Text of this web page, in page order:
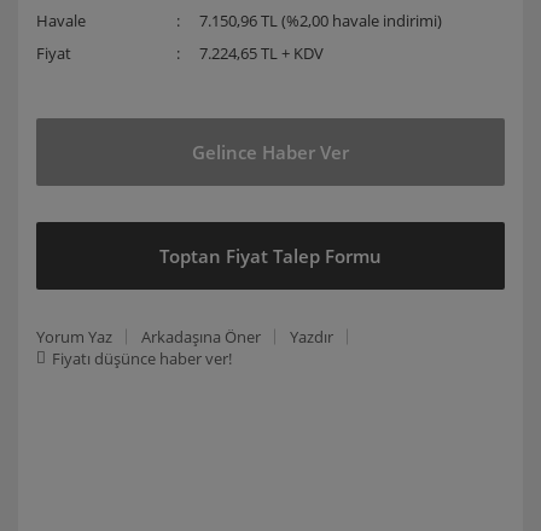
Havale
7.150,96 TL (%2,00 havale indirimi)
Fiyat
7.224,65 TL + KDV
Gelince Haber Ver
Toptan Fiyat Talep Formu
Yorum Yaz Arkadaşına Öner
Yazdır
Fiyatı düşünce haber ver!